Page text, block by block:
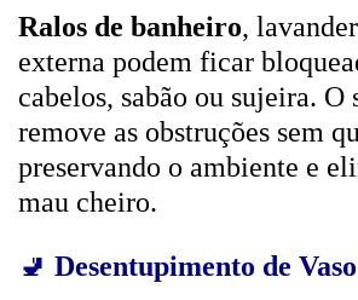
Ralos de banheiro,
externa podem ficar
cabelos, sabão ou sujeira. O
remove as obstruções sem
preservando o ambiente e
mau cheiro.
🚽 Desentupimento de